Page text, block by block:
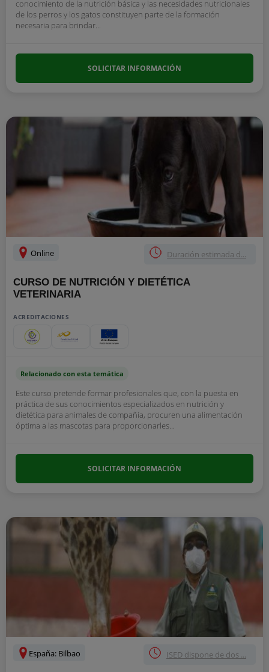
conocimiento de la nutrición básica y las necesidades nutricionales
de los perros y los gatos constituyen parte de la formación
necesaria para brindar...
SOLICITAR INFORMACIÓN
Online Duración estimada d...
CURSO DE NUTRICIÓN Y DIETÉTICA
VETERINARIA
ACREDITACIONES
Relacionado con esta temática
Este curso pretende formar profesionales que, con la puesta en
práctica de sus conocimientos especializados en nutrición y
dietética para animales de compañía, procuren una alimentación
óptima a las mascotas para proporcionarles...
SOLICITAR INFORMACIÓN
España: Bilbao ISED dispone de dos ...